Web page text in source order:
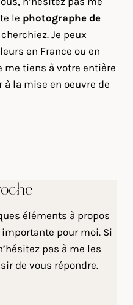
le photographe de
Je peux
en France ou en
me tiens à votre entière
la mise en oeuvre de
éléments à propos
pour moi. Si
pas à me les
de vous répondre.